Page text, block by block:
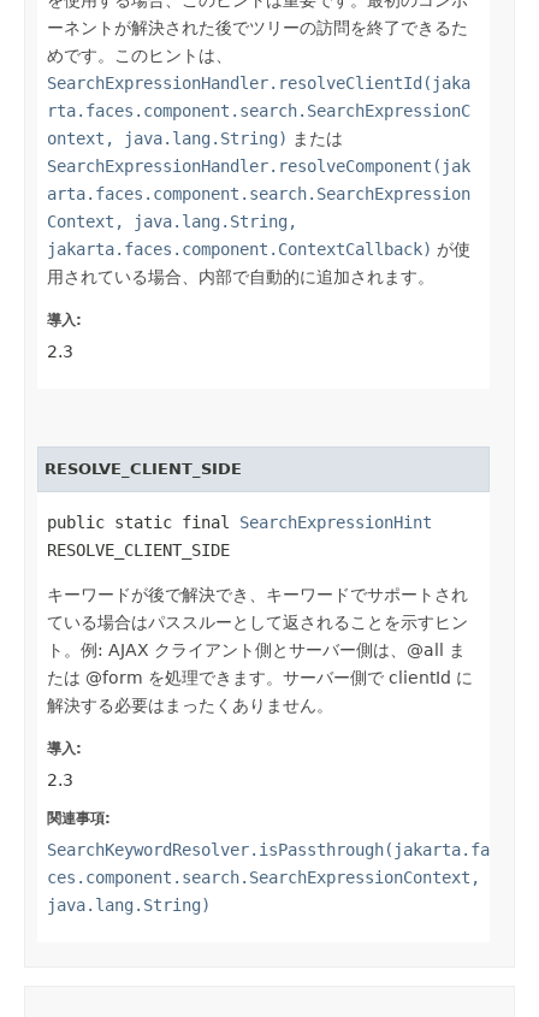
ーネントが解決された後でツリーの訪問を終了できるた
めです。このヒントは、
SearchExpressionHandler.resolveClientId(jaka
rta.faces.component.search.SearchExpressionC
ontext, java.lang.String) または
SearchExpressionHandler.resolveComponent(jak
arta.faces.component.search.SearchExpression
Context, java.lang.String,
jakarta.faces.component.ContextCallback) が使
用されている場合、内部で自動的に追加されます。
導入:
2.3
RESOLVE_CLIENT_SIDE
public static final SearchExpressionHint
RESOLVE_CLIENT_SIDE
キーワードが後で解決でき、キーワードでサポートされ
ている場合はパススルーとして返されることを示すヒン
ト。例: AJAX クライアント側とサーバー側は、@all ま
たは @form を処理できます。サーバー側で clientId に
解決する必要はまったくありません。
導入:
2.3
関連事項:
SearchKeywordResolver.isPassthrough(jakarta.fa
ces.component.search.SearchExpressionContext,
java.lang.String)